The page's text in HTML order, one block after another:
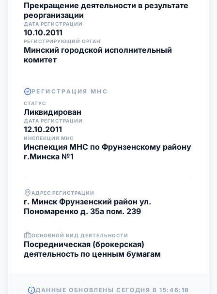
Прекращение деятельности в результате
реорганизации
ДАТА РЕГИСТРАЦИИ
10.10.2011
РЕГИСТРИРУЮЩИЙ ОРГАН
Минский городской исполнительный
комитет
РЕГИСТРАЦИЯ МНС
СТАТУС
Ликвидирован
ДАТА РЕГИСТРАЦИИ
12.10.2011
ИНСПЕКЦИЯ МНС
Инспекция МНС по Фрунзенскому району
г.Минска №1
АДРЕС РЕГИСТРАЦИИ
г. Минск Фрунзенский район ул.
Пономаренко д. 35а пом. 239
ОСНОВНОЙ ВИД ДЕЯТЕЛЬНОСТИ
Посредническая (брокерская)
деятельность по ценным бумагам
ДАННЫЕ ОБНОВЛЕНЫ СЕГОДНЯ В15:46:18